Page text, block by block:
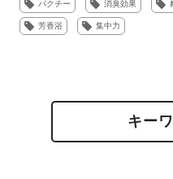
パクチー 消臭効果
芳香浴 集中力
キー